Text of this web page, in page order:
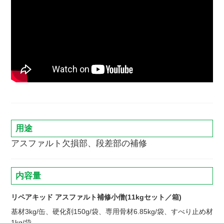
用途
アスファルト欠損部、段差部の補修
内容量
リペアキッド アスファルト補修小僧(11kgセット／箱)
基材3kg/缶、硬化剤150g/袋、専用骨材6.85kg/袋、すべり止め材